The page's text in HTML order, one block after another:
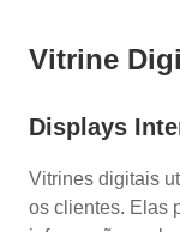
Vitrine
Displays
Vitrines digitais
os clientes. Elas